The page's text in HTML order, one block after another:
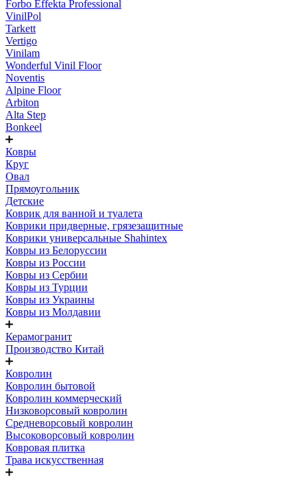
Forbo Effekta Professional
VinilPol
Tarkett
Vertigo
Vinilam
Wonderful Vinil Floor
Noventis
Alpine Floor
Arbiton
Alta Step
Bonkeel
Ковры
Круг
Овал
Прямоугольник
Детские
Коврик для ванной и туалета
Коврики придверные, грязезащитные
Коврики универсальные Shahintex
Ковры из Белоруссии
Ковры из России
Ковры из Сербии
Ковры из Турции
Ковры из Украины
Ковры из Молдавии
Керамогранит
Производство Китай
Ковролин
Ковролин бытовой
Ковролин коммерческий
Низковорсовый ковролин
Средневорсовый ковролин
Высоковорсовый ковролин
Ковровая плитка
Трава искусственная